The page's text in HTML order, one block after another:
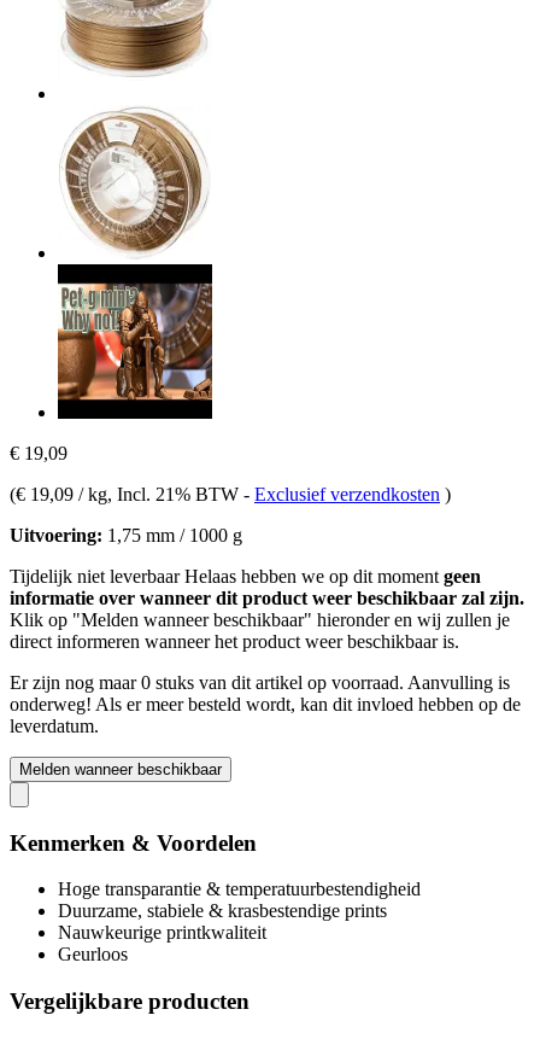
€ 19,09
(€ 19,09 / kg, Incl. 21% BTW - Exclusief verzendkosten )
Uitvoering: 1,75 mm / 1000 g
Tijdelijk niet leverbaarHelaas hebben we op dit moment geen
informatie over wanneer dit product weer beschikbaar zal zijn.
Klik op "Melden wanneer beschikbaar" hieronder en wij zullen je
direct informeren wanneer het product weer beschikbaar is.
Er zijn nog maar 0 stuks van dit artikel op voorraad. Aanvulling is
onderweg! Als er meer besteld wordt, kan dit invloed hebben op de
leverdatum.
Melden wanneer beschikbaar
Kenmerken & Voordelen
Hoge transparantie & temperatuurbestendigheid
Duurzame, stabiele & krasbestendige prints
Nauwkeurige printkwaliteit
Geurloos
Vergelijkbare producten